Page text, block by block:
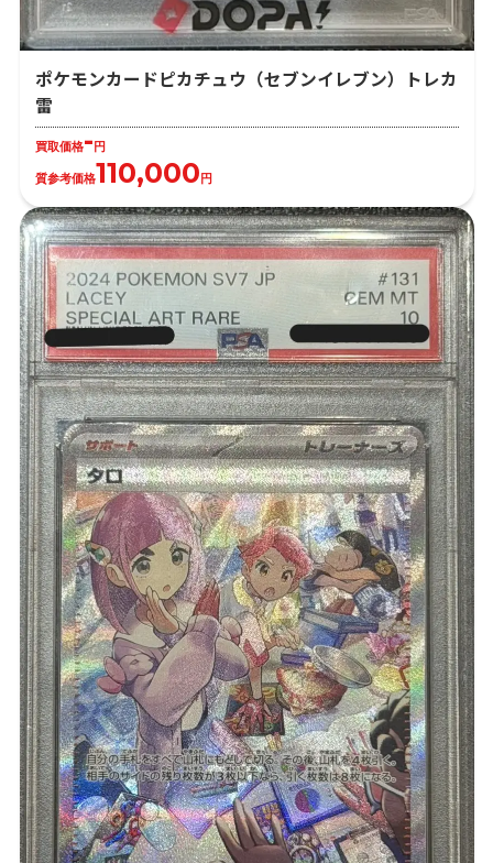
ポケモンカードピカチュウ（セブンイレブン）トレカ
雷
買取価格-円
質参考価格110,000円